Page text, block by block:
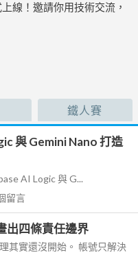
線！邀請你用技術交流，
鐵人賽
與 Gemini Nano 打造
AI Logic 與 G...
留言
出四條責任邊界
其實還沒開始。 帳號只解決